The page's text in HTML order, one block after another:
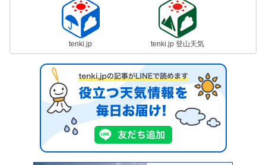
tenki.jp tenki.jp 登山天気